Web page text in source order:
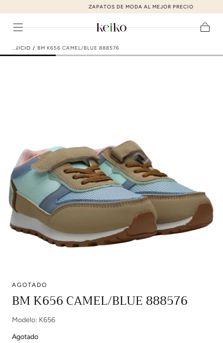
ir al contenido
ZAPATOS DE MODA AL MEJOR PRECIO
multimedia
en
modal
INICIO / BM K656 CAMEL/BLUE 888576
AGOTADO
BM K656 CAMEL/BLUE 888576
Modelo: K656
Agotado